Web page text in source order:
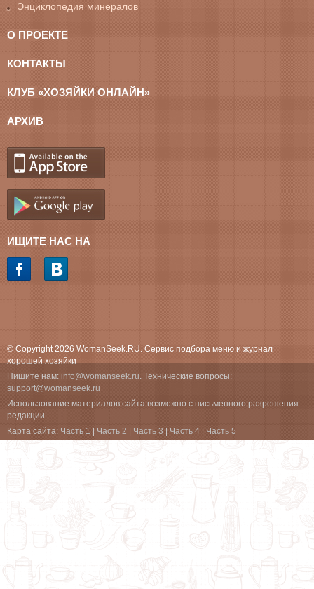
Энциклопедия минералов
О ПРОЕКТЕ
КОНТАКТЫ
КЛУБ «ХОЗЯЙКИ ОНЛАЙН»
АРХИВ
ИЩИТЕ НАС НА
© Copyright 2026 WomanSeek.RU. Сервис подбора меню и журнал
хорошей хозяйки
Пишите нам: info@womanseek.ru. Технические вопросы:
support@womanseek.ru
Использование материалов сайта возможно с письменного разрешения
редакции
Карта сайта: Часть 1 Часть 2 Часть 3 Часть 4 Часть 5